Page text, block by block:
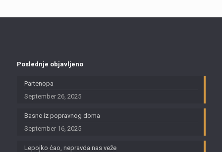
Poslednje objavljeno
Partenopa
September 26, 2025
Basne iz popravnog doma
September 16, 2025
Lepojko ćao, nepravda nas veže